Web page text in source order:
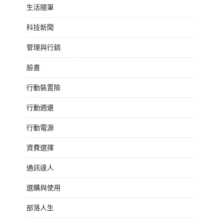
生活隨筆
科技新聞
管理與行銷
臉書
行動裝置險
行動週邊
行動電源
資費選擇
通訊達人
選購與使用
部落人生